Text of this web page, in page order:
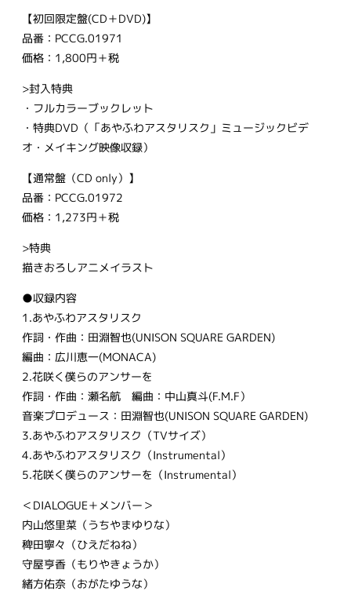
【初回限定盤(CD＋DVD)】
品番：PCCG.01971
価格：1,800円＋税
>封入特典
・フルカラーブックレット
・特典DVD（「あやふわアスタリスク」ミュージックビデ
オ・メイキング映像収録）
【通常盤（CD only）】
品番：PCCG.01972
価格：1,273円＋税
>特典
描きおろしアニメイラスト
●収録内容
1.あやふわアスタリスク
作詞・作曲：田淵智也(UNISON SQUARE GARDEN)
編曲：広川恵一(MONACA)
2.花咲く僕らのアンサーを
作詞・作曲：瀬名航 編曲：中山真斗(F.M.F）
音楽プロデュース：田淵智也(UNISON SQUARE GARDEN)
3.あやふわアスタリスク（TVサイズ）
4.あやふわアスタリスク（Instrumental）
5.花咲く僕らのアンサーを（Instrumental）
＜DIALOGUE＋メンバー＞
内山悠里菜（うちやまゆりな）
稗田寧々（ひえだねね）
守屋亨香（もりやきょうか）
緒方佑奈（おがたゆうな）